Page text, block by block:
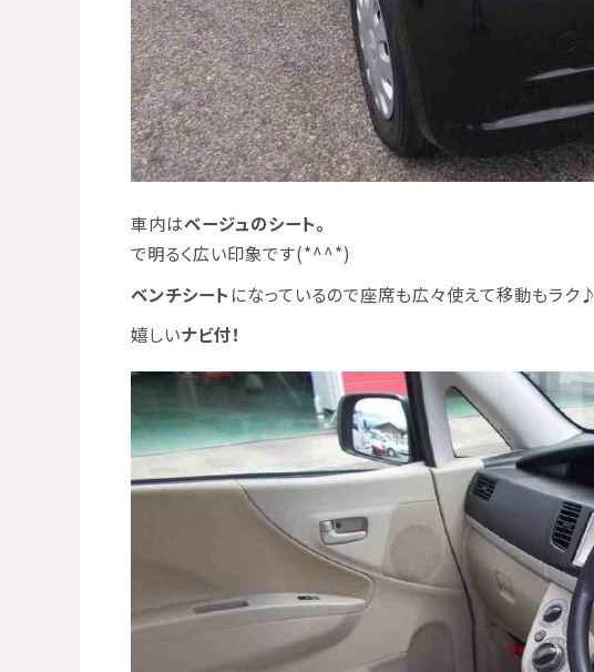
車内はベージュのシート。
で明るく広い印象です(*^^*)
ベンチシートになっているので座席も広々使えて移動もラク♪
嬉しいナビ付！